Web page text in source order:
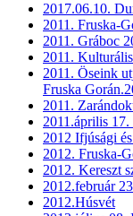
2017.06.10.
2011. Fruska-
2011. Gráboc
2011.
2011. Öseink
Fruska
2011.
2011.április 17.
2012 Ifjúsági
2012. Fruska-
2012. Kereszt
2012.február
2012.Húsvét